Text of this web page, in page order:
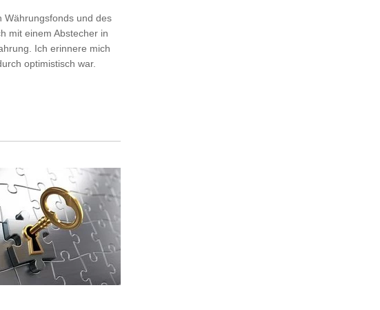
Währungsfonds und des
mit einem Abstecher in
Ich erinnere mich
optimistisch war.